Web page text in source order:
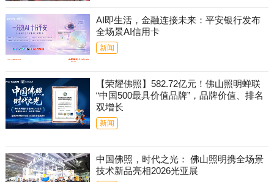
AI即生活，金融连接未来：平安银行发布
全场景AI信用卡
新闻
【荣耀佛照】582.72亿元！佛山照明蝉联
“中国500最具价值品牌”，品牌价值、排名
双增长
新闻
中国佛照，时代之光： 佛山照明携全场景
技术新品亮相2026光亚展